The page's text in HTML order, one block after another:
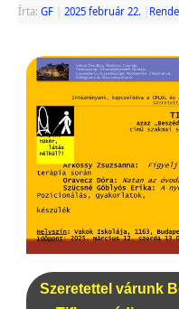
Írta: GF 2025 február 22.
Szeretettel várunk